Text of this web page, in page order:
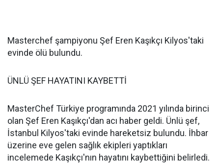
Masterchef şampiyonu Şef Eren Kaşıkçı Kilyos'taki
evinde ölü bulundu.
ÜNLÜ ŞEF HAYATINI KAYBETTİ
MasterChef Türkiye programında 2021 yılında birinci
olan Şef Eren Kaşıkçı'dan acı haber geldi. Ünlü şef,
İstanbul Kilyos'taki evinde hareketsiz bulundu. İhbar
üzerine eve gelen sağlık ekipleri yaptıkları
incelemede Kaşıkçı'nın hayatını kaybettiğini belirledi.